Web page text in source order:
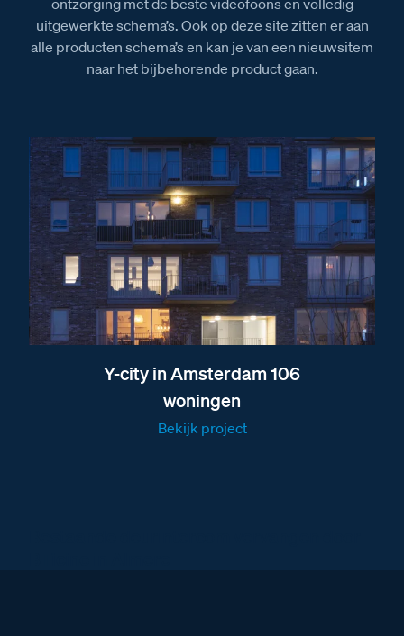
ontzorging met de beste videofoons en volledig
uitgewerkte schema’s. Ook op deze site zitten er aan
alle producten schema’s en kan je van een nieuwsitem
naar het bijbehorende product gaan.
Y-city in Amsterdam 106
woningen
Bekijk project